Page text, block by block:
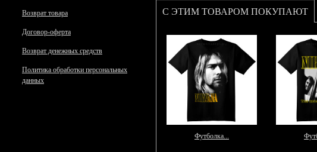
Возврат товара
Договор-оферта
Возврат денежных средств
Политика обработки персональных
данных
С ЭТИМ ТОВАРОМ ПОКУПАЮТ
Футболка...